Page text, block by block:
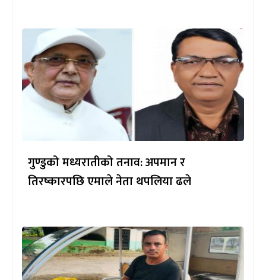
गुण्डुको मध्यरातीको तनाव: अपमान र
तिरष्कारपछि एमाले नेता थपलिया ढले